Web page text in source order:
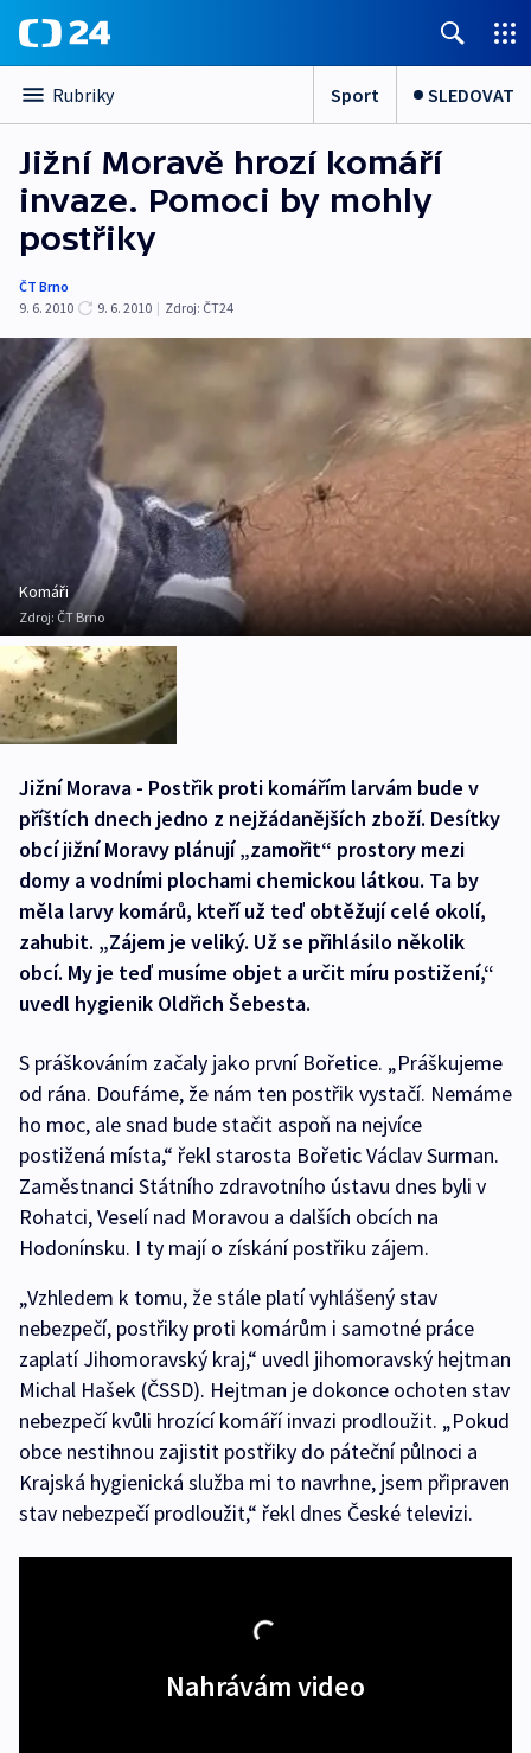
Rubriky Sport SLEDOVAT
Jižní Moravě hrozí komáří
invaze. Pomoci by mohly
postřiky
ČT Brno
9. 6. 2010
9. 6. 2010 | Zdroj: ČT24
Komáři
Zdroj: ČT Brno
Jižní Morava - Postřik proti komářím larvám bude v
příštích dnech jedno z nejžádanějších zboží. Desítky
obcí jižní Moravy plánují „zamořit“ prostory mezi
domy a vodními plochami chemickou látkou. Ta by
měla larvy komárů, kteří už teď obtěžují celé okolí,
zahubit. „Zájem je veliký. Už se přihlásilo několik
obcí. My je teď musíme objet a určit míru postižení,“
uvedl hygienik Oldřich Šebesta.
S práškováním začaly jako první Bořetice. „Práškujeme
od rána. Doufáme, že nám ten postřik vystačí. Nemáme
ho moc, ale snad bude stačit aspoň na nejvíce
postižená místa,“ řekl starosta Bořetic Václav Surman.
Zaměstnanci Státního zdravotního ústavu dnes byli v
Rohatci, Veselí nad Moravou a dalších obcích na
Hodonínsku. I ty mají o získání postřiku zájem.
„Vzhledem k tomu, že stále platí vyhlášený stav
nebezpečí, postřiky proti komárům i samotné práce
zaplatí Jihomoravský kraj,“ uvedl jihomoravský hejtman
Michal Hašek (ČSSD). Hejtman je dokonce ochoten stav
nebezpečí kvůli hrozící komáří invazi prodloužit. „Pokud
obce nestihnou zajistit postřiky do páteční půlnoci a
Krajská hygienická služba mi to navrhne, jsem připraven
stav nebezpečí prodloužit,“ řekl dnes České televizi.
Nahrávám video